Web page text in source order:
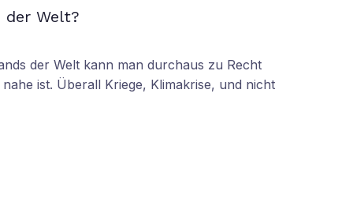
der Welt?
der Welt kann man durchaus zu Recht
ist. Überall Kriege, Klimakrise, und nicht